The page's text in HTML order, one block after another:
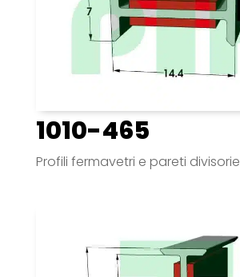
1010-465
Profili fermavetri e pareti divisorie